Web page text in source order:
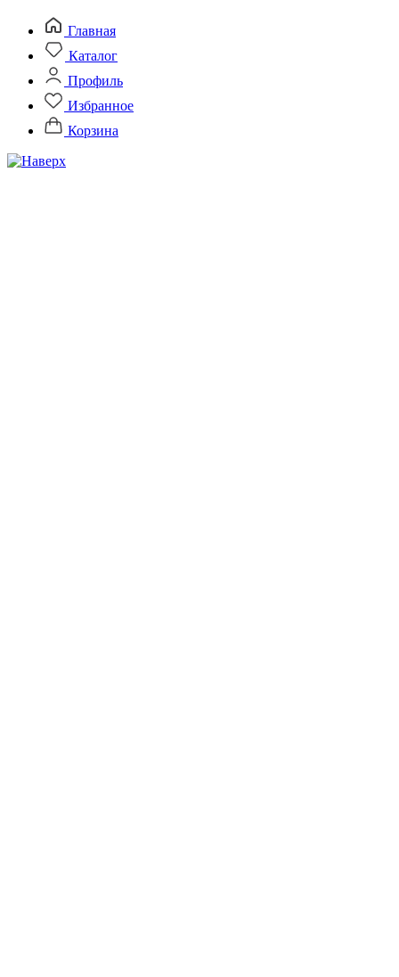
Главная
Каталог
Профиль
Избранное
Корзина